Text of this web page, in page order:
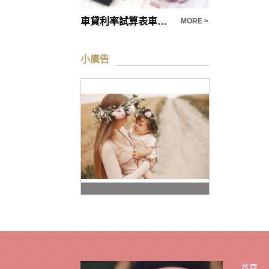
車貸利率試算表車貸利率問題、額度問題(懶人包整理2010年 MORE >
小廣告